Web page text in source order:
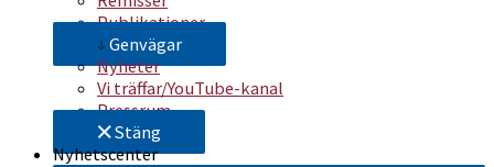
Publikationer
Genvägar
Nyheter
Vi träffar/YouTube-kanal
Pressrum
Stäng
Nyhetscenter